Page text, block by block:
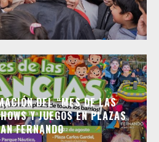
DEL “MES DE LAS
Y JUEGOS EN PLAZAS
FERNANDO